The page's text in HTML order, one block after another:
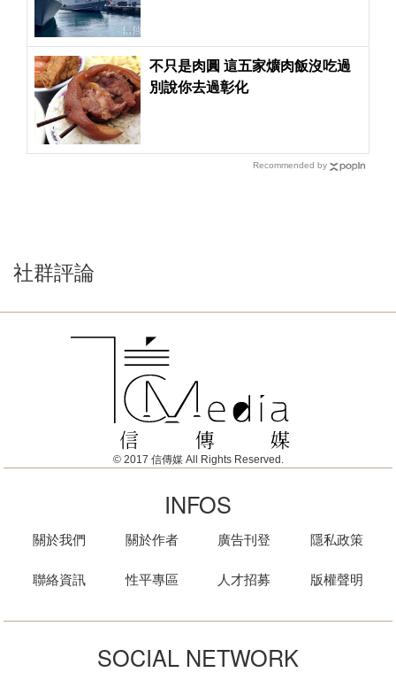
不只是肉圓 這五家爌肉飯沒吃過
別說你去過彰化
Recommended by
社群評論
© 2017 信傳媒 All Rights Reserved.
INFOS
關於我們
聯絡資訊
關於作者
性平專區
廣告刊登
人才招募
隱私政策
版權聲明
SOCIAL NETWORK